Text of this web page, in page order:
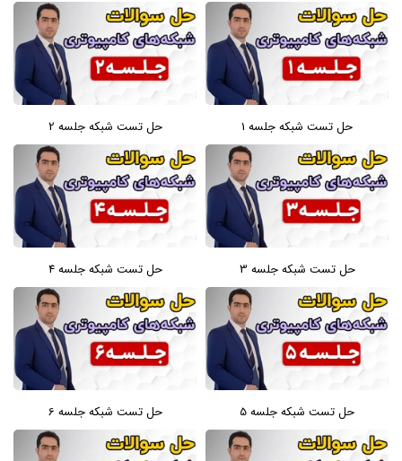
حل تست شبکه جلسه 1 حل تست شبکه جلسه 2
حل تست شبکه جلسه 3 حل تست شبکه جلسه 4
حل تست شبکه جلسه 5 حل تست شبکه جلسه 6